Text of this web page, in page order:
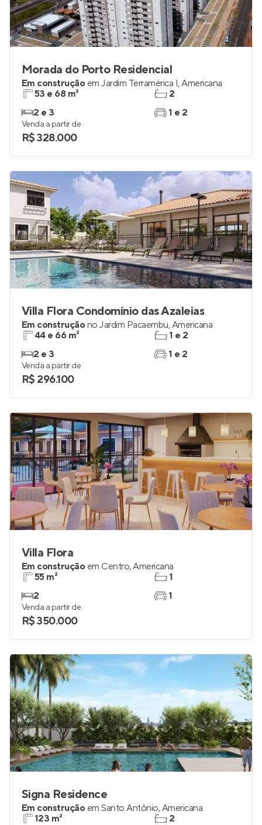
Morada do Porto Residencial
Em construção em Jardim Terramérica I,Americana
53 e 68 m²
2 e 3
2
1 e 2
Venda a partir de
R$ 328.000
Villa Flora Condomínio das Azaleias
Em construçãono Jardim Pacaembu,Americana
44 e 66 m²
2 e 3
1 e 2
1 e 2
Venda a partir de
R$ 296.100
Villa Flora
Em construção em Centro,Americana
55 m²
2
1
1
Venda a partir de
R$ 350.000
Signa Residence
Em construção em Santo Antônio,Americana
123 m²
2